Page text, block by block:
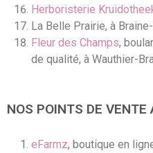
Herboristerie
La Belle Prairie, à
Fleur des Champs,
de qualité, à Wauthier-
NOS POINTS DE VENTE
eFarmz, boutique en